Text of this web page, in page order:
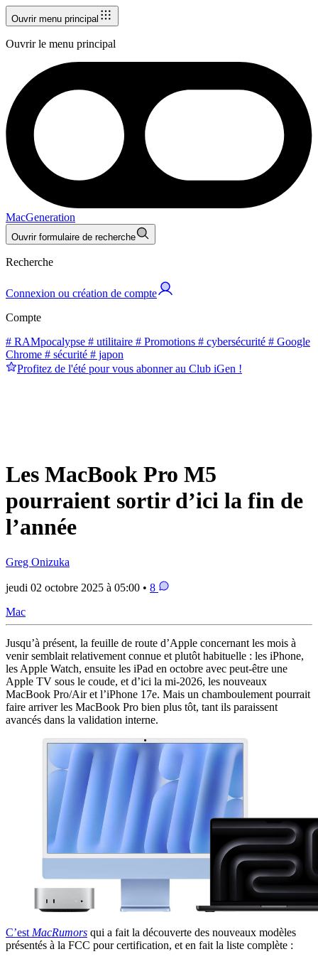
Ouvrir menu principal
Ouvrir le menu principal
MacGeneration
Ouvrir formulaire de recherche
Recherche
Connexion ou création de compte
Compte
# RAMpocalypse # utilitaire # Promotions # cybersécurité # Google
Chrome # sécurité # japon
Profitez de l'été pour vous abonner au Club iGen !
Les MacBook Pro M5
pourraient sortir d’ici la fin de
l’année
Greg Onizuka
jeudi 02 octobre 2025 à 05:00 • 8
Mac
Jusqu’à présent, la feuille de route d’Apple concernant les mois à
venir semblait relativement connue et plutôt habituelle : les iPhone,
les Apple Watch, ensuite les iPad en octobre avec peut-être une
Apple TV sous le coude, et d’ici la mi-2026, les nouveaux
MacBook Pro/Air et l’iPhone 17e. Mais un chamboulement pourrait
faire arriver les MacBook Pro bien plus tôt, tant ils paraissent
avancés dans la validation interne.
C’est MacRumors qui a fait la découverte des nouveaux modèles
présentés à la FCC pour certification, et en fait la liste complète :